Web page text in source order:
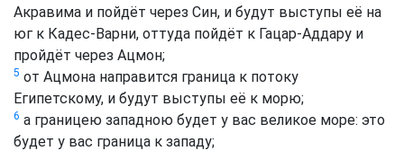
Акравима и пойдёт через Син, и будут выступы её на
юг к Кадес-Варни, оттуда пойдёт к Гацар-Аддару и
пройдёт через Ацмон;
5 от Ацмона направится граница к потоку
Египетскому, и будут выступы её к морю;
6 а границею западною будет у вас великое море: это
будет у вас граница к западу;